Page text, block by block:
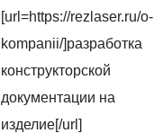
[url=https://rezlaser.ru/o-
kompanii/]разработка
конструкторской
документации на
изделие[/url]